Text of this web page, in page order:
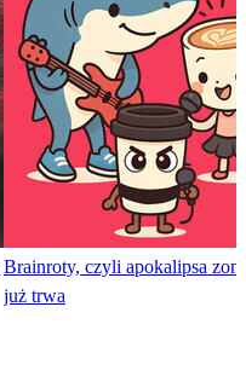
Brainroty, czyli apokalipsa
już trwa